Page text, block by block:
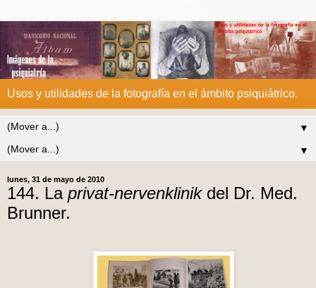
Usos y utilidades de la fotografía en el ámbito psiquiátrico.
▼
▼
lunes, 31 de mayo de 2010
144. La privat-nervenklinikdel Dr. Med.
Brunner.